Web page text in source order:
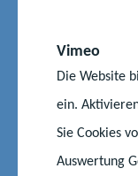
Vimeo
Die Website
ein.
Sie Cookies
Auswertung
Jahre sowie
verschiedenen
Eisstand gesorgt.
Im Foyer des